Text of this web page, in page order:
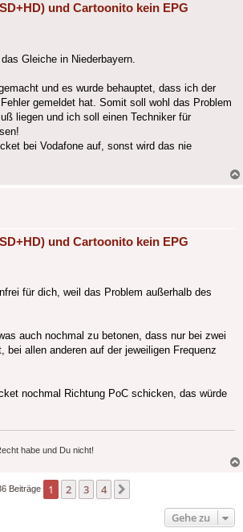
und Cartoonito kein EPG
Gleiche in Niederbayern.
und es wurde behauptet, dass ich der
gemeldet hat. Somit soll wohl das Problem
liegen und ich soll einen Techniker für
bei Vodafone auf, sonst wird das nie
und Cartoonito kein EPG
für dich, weil das Problem außerhalb des
auch nochmal zu betonen, dass nur bei zwei
bei allen anderen auf der jeweiligen Frequenz
nochmal Richtung PoC schicken, das würde
habe und Du nicht!
Beiträge 1 2 3 4
Gehe zu